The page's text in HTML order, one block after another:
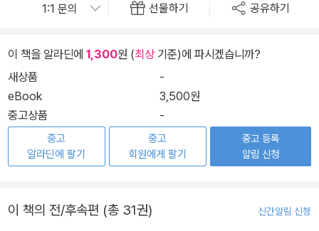
선물하기 공유하기
이 책을 알라딘에 1,300원 (최상기준)에 파시겠습니까?
새상품
-
eBook
3,500원
중고상품
-
중고
알라딘에 팔기
중고
회원에게 팔기
중고 등록
알림 신청
이 책의 전/후속편 (총 31권) 신간알림 신청